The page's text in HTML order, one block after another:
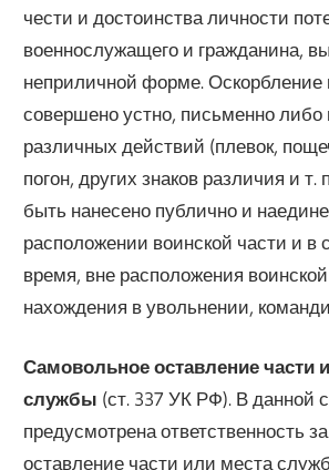
чести и достоинства личности
военнослужащего и гражданина,
неприличной форме. Оскорбление
совершено устно, письменно либо
различных действий (плевок,
погон, других знаков различия и т.
быть нанесено публично и
расположении воинской части и в
время, вне расположения
нахождения в увольнении,
Самовольное оставление части
службы (ст. 337 УК РФ). В данной
предусмотрена ответственность
оставление части или места